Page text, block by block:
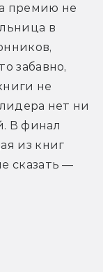
премию не
в
забавно,
не
нет ни
В финал
из книг
сказать —